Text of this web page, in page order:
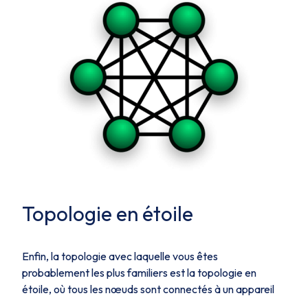
Topologie en étoile
Enfin, la topologie avec laquelle vous êtes
probablement les plus familiers est la topologie en
étoile, où tous les nœuds sont connectés à un appareil